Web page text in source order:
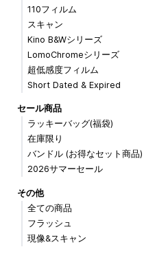
110フィルム
スキャン
Kino B&Wシリーズ
LomoChromeシリーズ
超低感度フィルム
Short Dated & Expired
セール商品
ラッキーバッグ(福袋)
在庫限り
バンドル (お得なセット商品)
2026サマーセール
その他
全ての商品
フラッシュ
現像&スキャン